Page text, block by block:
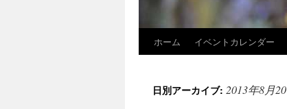
ホーム イベントカレンダー
日別アーカイブ: 2013年8月